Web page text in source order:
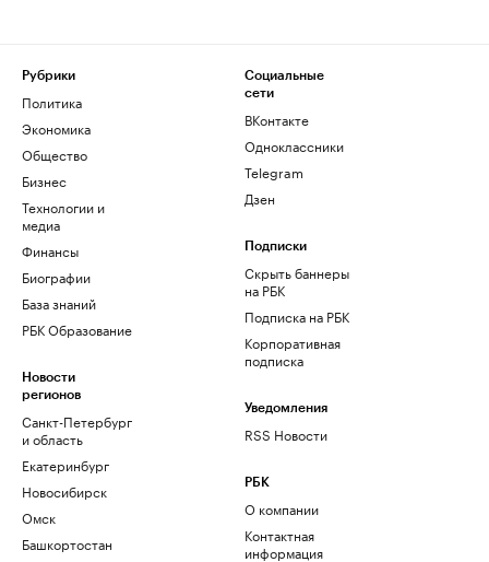
Рубрики
Политика
Экономика
Общество
Бизнес
Технологии и
медиа
Финансы
Биографии
База знаний
РБК Образование
Новости
регионов
Санкт-Петербург
и область
Екатеринбург
Новосибирск
Омск
Башкортостан
Социальные
сети
ВКонтакте
Одноклассники
Telegram
Дзен
Подписки
Скрыть баннеры
на РБК
Подписка на РБК
Корпоративная
подписка
Уведомления
RSS Новости
РБК
О компании
Контактная
информация